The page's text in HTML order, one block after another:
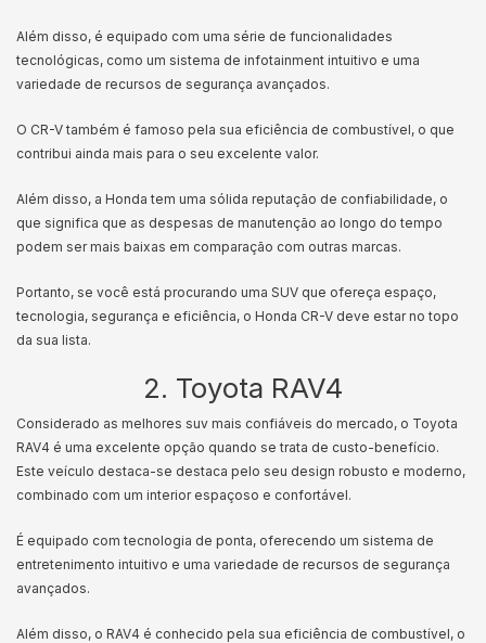
Além disso, é equipado com uma série de funcionalidades
tecnológicas, como um sistema de infotainment intuitivo e uma
variedade de recursos de segurança avançados.
O CR-V também é famoso pela sua eficiência de combustível, o que
contribui ainda mais para o seu excelente valor.
Além disso, a Honda tem uma sólida reputação de confiabilidade, o
que significa que as despesas de manutenção ao longo do tempo
podem ser mais baixas em comparação com outras marcas.
Portanto, se você está procurando uma SUV que ofereça espaço,
tecnologia, segurança e eficiência, o Honda CR-V deve estar no topo
da sua lista.
2. Toyota RAV4
Considerado as melhores suv mais confiáveis do mercado, o Toyota
RAV4 é uma excelente opção quando se trata de custo-benefício.
Este veículo destaca-se destaca pelo seu design robusto e moderno,
combinado com um interior espaçoso e confortável.
É equipado com tecnologia de ponta, oferecendo um sistema de
entretenimento intuitivo e uma variedade de recursos de segurança
avançados.
Além disso, o RAV4 é conhecido pela sua eficiência de combustível, o